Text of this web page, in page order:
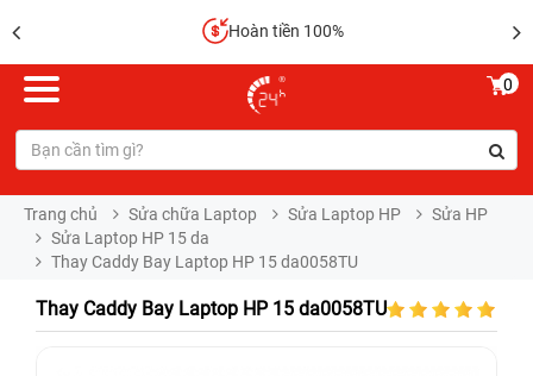
Hoàn tiền 100%
0
Trang chủ Sửa chữa Laptop Sửa Laptop HP
Sửa HP
Sửa Laptop HP 15 da
Thay Caddy Bay Laptop HP 15 da0058TU
Thay Caddy Bay Laptop HP 15 da0058TU